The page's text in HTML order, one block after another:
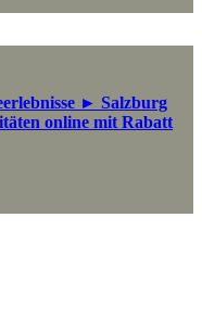
► Salzburg
online mit Rabatt